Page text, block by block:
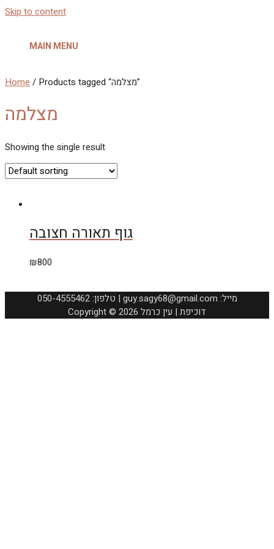
Skip to content
MAIN MENU
Home / Products tagged “מצלמה”
מצלמה
Showing the single result
גוף תאורה חצובה
₪800
050-4555462 :טלפון | guy.sagy68@gmail.com :מייל
Copyright © 2026 דוכיפת | עין כרמל